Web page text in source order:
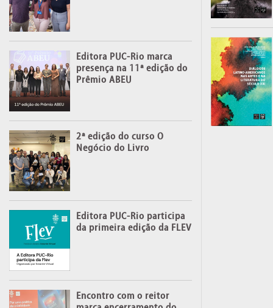
Editora PUC-Rio marca
presença na 11ª edição do
Prêmio ABEU
2ª edição do curso O
Negócio do Livro
Editora PUC-Rio participa
da primeira edição da FLEV
Encontro com o reitor